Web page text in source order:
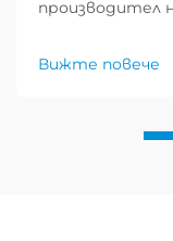
производител
част от всяка
и реклама.
Вижте повече